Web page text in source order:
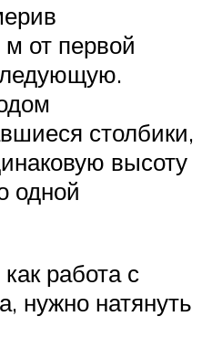
от первой
столбики,
высоту
одной
работа с
нужно натянуть